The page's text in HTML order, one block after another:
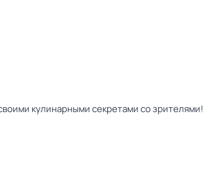
кулинарными секретами со зрителями!